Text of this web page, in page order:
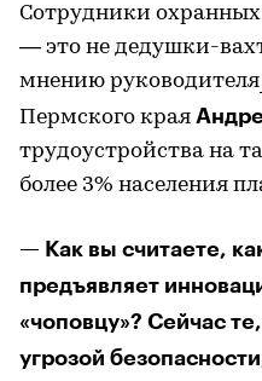
Сотрудники
— это не дедушки-
мнению руководителя
Пермского края
трудоустройства на
более 3% населения
— Как вы считаете,
предъявляет
«чоповцу»? Сейчас
угрозой